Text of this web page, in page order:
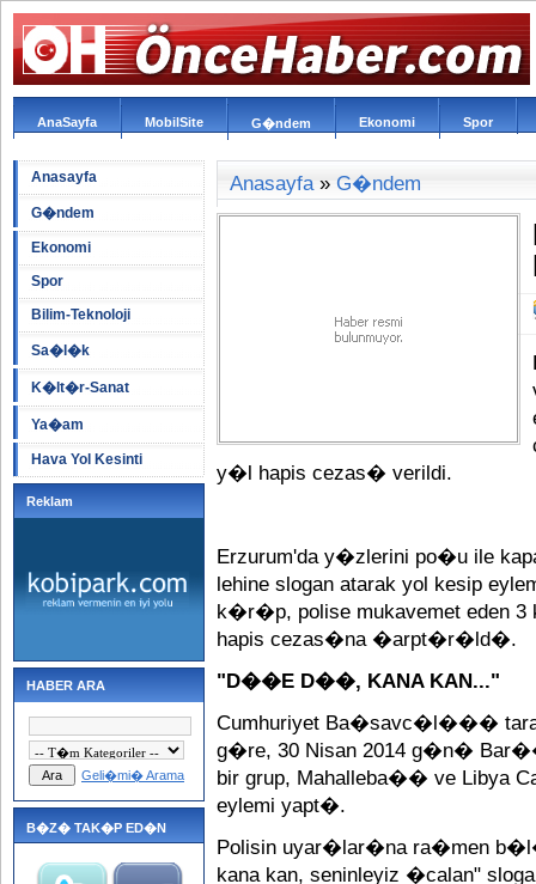
AnaSayfa MobilSite G�ndem Ekonomi Spor
Anasayfa
G�ndem
Ekonomi
Spor
Bilim-Teknoloji
Sa�l�k
K�lt�r-Sanat
Ya�am
Hava Yol Kesinti
Reklam
HABER ARA
Geli�mi� Arama
B�Z� TAK�P ED�N
Anasayfa» G�ndem
y�l hapis cezas� verildi.
Erzurum'da y�zlerini po�u ile
lehine slogan atarak yol kesip
k�r�p, polise mukavemet eden
hapis cezas�na �arpt�r�ld�.
"D��E D��, KANA KAN..."
Cumhuriyet Ba�savc�l���
g�re, 30 Nisan 2014 g�n�
bir grup, Mahalleba�� ve Libya
eylemi yapt�.
Polisin uyar�lar�na ra�men
kana kan, seninleyiz �calan"